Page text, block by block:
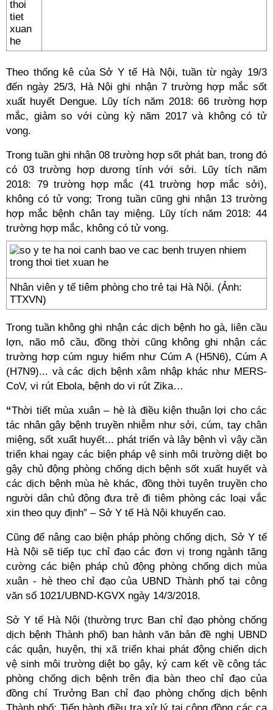
Theo thống kê của Sở Y tế Hà Nội, tuần từ ngày 19/3
đến ngày 25/3, Hà Nội ghi nhận 7 trường hợp mắc sốt
xuất huyết Dengue. Lũy tích năm 2018: 66 trường hợp
mắc, giảm so với cùng kỳ năm 2017 và không có tử
vong.
Trong tuần ghi nhận 08 trường hợp sốt phát ban, trong đó
có 03 trường hợp dương tính với sởi. Lũy tích năm
2018: 79 trường hợp mắc (41 trường hợp mắc sởi),
không có tử vong; Trong tuần cũng ghi nhận 13 trường
hợp mắc bệnh chân tay miệng. Lũy tích năm 2018: 44
trường hợp mắc, không có tử vong.
Nhân viên y tế tiêm phòng cho trẻ tại Hà Nội. (Ảnh:
TTXVN)
Trong tuần không ghi nhận các dịch bệnh ho gà, liên cầu
lợn, não mô cầu, đồng thời cũng không ghi nhận các
trường hợp cúm nguy hiểm như Cúm A (H5N6), Cúm A
(H7N9)... và các dịch bệnh xâm nhập khác như MERS-
CoV, vi rút Ebola, bệnh do vi rút Zika…
“Thời tiết mùa xuân – hè là điều kiện thuận lợi cho các
tác nhân gây bệnh truyền nhiễm như sởi, cúm, tay chân
miệng, sốt xuất huyết... phát triển và lây bệnh vì vậy cần
triển khai ngay các biện pháp vệ sinh môi trường diệt bọ
gậy chủ động phòng chống dịch bệnh sốt xuất huyết và
các dịch bệnh mùa hè khác, đồng thời tuyên truyền cho
người dân chủ động đưa trẻ đi tiêm phòng các loại vắc
xin theo quy định” – Sở Y tế Hà Nội khuyến cao.
Cũng để nâng cao biện pháp phòng chống dịch, Sở Y tế
Hà Nội sẽ tiếp tục chỉ đạo các đơn vị trong ngành tăng
cường các biện pháp chủ động phòng chống dịch mùa
xuân - hè theo chỉ đạo của UBND Thành phố tại công
văn số 1021/UBND-KGVX ngày 14/3/2018.
Sở Y tế Hà Nội (thường trực Ban chỉ đạo phòng chống
dịch bệnh Thành phố) ban hành văn bản đề nghị UBND
các quận, huyện, thị xã triển khai phát động chiến dịch
vệ sinh môi trường diệt bọ gậy, ký cam kết về công tác
phòng chống dịch bệnh trên địa bàn theo chỉ đạo của
đồng chí Trưởng Ban chỉ đạo phòng chống dịch bệnh